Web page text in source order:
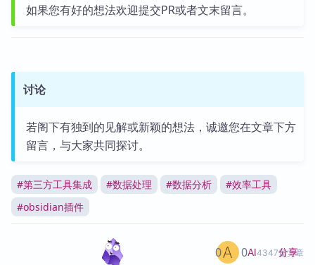
如果您有好的想法欢迎提交PR或者文末留言。
讨论
若阁下有独到的见解或新颖的想法，诚邀您在文章下方
留言，与大家共同探讨。
#第三方工具集成 #数据处理 #数据分析 #效率工具
#obsidian插件
AI4347篇文章
0 0 分享